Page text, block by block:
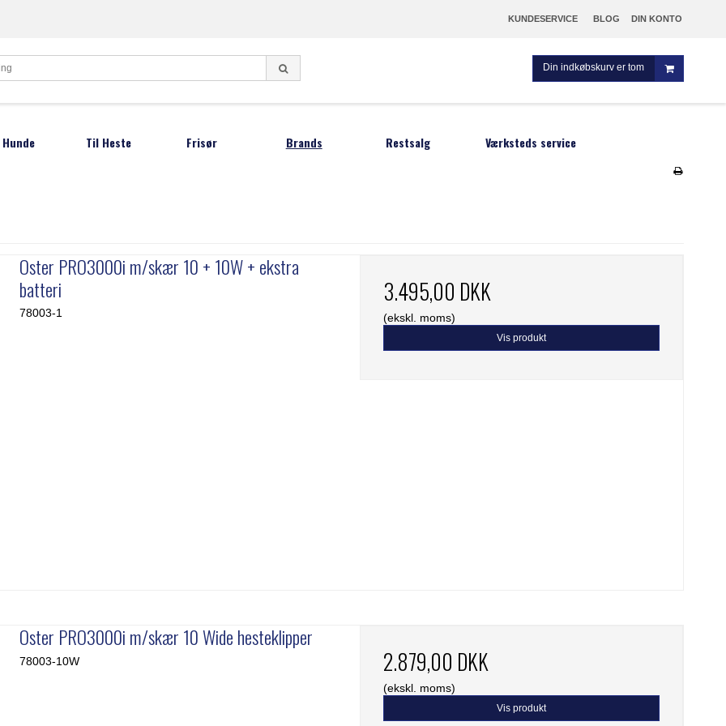
KUNDESERVICE BLOG DIN KONTO
Din indkøbskurv er tom
Til Heste
Frisør
Restsalg sakse
Brands
Hauptner
Restsalg Værksteds service
Oster PRO3000i m/skær 10 + 10W + ekstra
batteri
78003-1
3.495,00 DKK
(ekskl. moms)
Vis produkt
Oster PRO3000i m/skær 10 Wide hesteklipper
78003-10W 2.879,00 DKK
(ekskl. moms)
Vis produkt